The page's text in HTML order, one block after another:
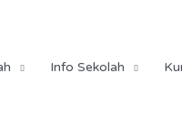
Info Sekolah